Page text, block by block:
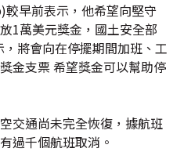
早前表示，他希望向堅守
1萬美元獎金，國土安全部
將會向在停擺期間加班、工
金支票 希望獎金可以幫助停
交通尚未完全恢復，據航班
過千個航班取消。